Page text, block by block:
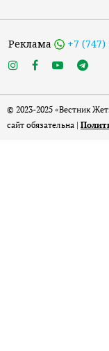
Реклама +7 (747)
© 2023-2025 «Вестник
сайт обязательна |